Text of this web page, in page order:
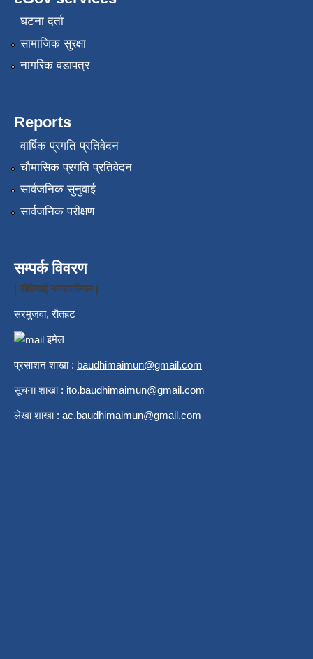
घटना दर्ता
सामाजिक सुरक्षा
नागरिक वडापत्र
Reports
वार्षिक प्रगति प्रतिवेदन
चौमासिक प्रगति प्रतिवेदन
सार्वजनिक सुनुवाई
सार्वजनिक परीक्षण
सम्पर्क विवरण
| बौधिमाई नगरपालिका |
सरमुजवा, रौतहट
इमेल
प्रसाशन शाखा : baudhimaimun@gmail.com
सूचना शाखा : ito.baudhimaimun@gmail.com
लेखा शाखा : ac.baudhimaimun@gmail.com